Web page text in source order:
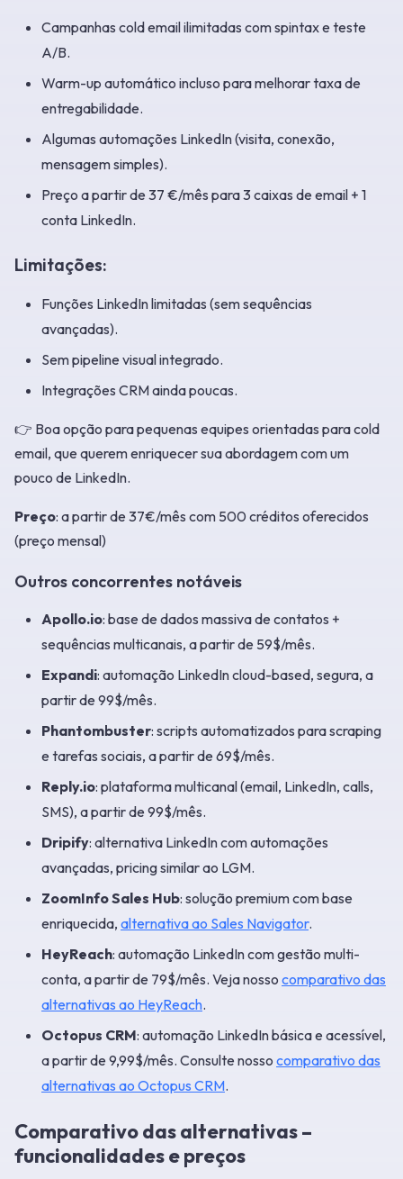
Campanhas cold email ilimitadas com spintax e teste
A/B.
Warm-up automático incluso para melhorar taxa de
entregabilidade.
Algumas automações LinkedIn (visita, conexão,
mensagem simples).
Preço a partir de 37 €/mês para 3 caixas de email + 1
conta LinkedIn.
Limitações:
Funções LinkedIn limitadas (sem sequências
avançadas).
Sem pipeline visual integrado.
Integrações CRM ainda poucas.
👉 Boa opção para pequenas equipes orientadas para cold
email, que querem enriquecer sua abordagem com um
pouco de LinkedIn.
Preço: a partir de 37€/mês com 500 créditos oferecidos
(preço mensal)
Outros concorrentes notáveis
Apollo.io: base de dados massiva de contatos +
sequências multicanais, a partir de 59$/mês.
Expandi: automação LinkedIn cloud-based, segura, a
partir de 99$/mês.
Phantombuster: scripts automatizados para scraping
e tarefas sociais, a partir de 69$/mês.
Reply.io: plataforma multicanal (email, LinkedIn, calls,
SMS), a partir de 99$/mês.
Dripify: alternativa LinkedIn com automações
avançadas, pricing similar ao LGM.
ZoomInfo Sales Hub: solução premium com base
enriquecida, alternativa ao Sales Navigator.
HeyReach: automação LinkedIn com gestão multi-
conta, a partir de 79$/mês. Veja nosso comparativo das
alternativas ao HeyReach.
Octopus CRM: automação LinkedIn básica e acessível,
a partir de 9,99$/mês. Consulte nosso comparativo das
alternativas ao Octopus CRM.
Comparativo das alternativas –
funcionalidades e preços